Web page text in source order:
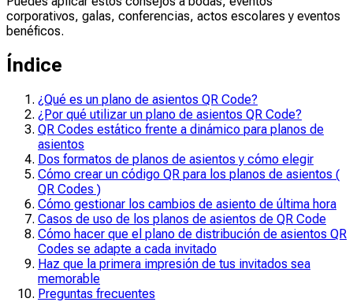
corporativos, galas, conferencias, actos escolares y eventos
benéficos.
Índice
¿Qué es un plano de asientos QR Code?
¿Por qué utilizar un plano de asientos QR Code?
QR Codes estático frente a dinámico para planos de
asientos
Dos formatos de planos de asientos y cómo elegir
Cómo crear un código QR para los planos de asientos (
QR Codes )
Cómo gestionar los cambios de asiento de última hora
Casos de uso de los planos de asientos de QR Code
Cómo hacer que el plano de distribución de asientos QR
Codes se adapte a cada invitado
Haz que la primera impresión de tus invitados sea
memorable
Preguntas frecuentes